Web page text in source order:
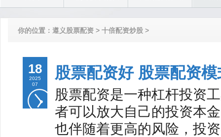
你的位置： 遵义股票配资 > 十倍配资炒股 >
18
2025
07
股票配资好 股票配资
股票配资是一种杠杆投资
者可以放大自己的投资本
也伴随着更高的风险，投